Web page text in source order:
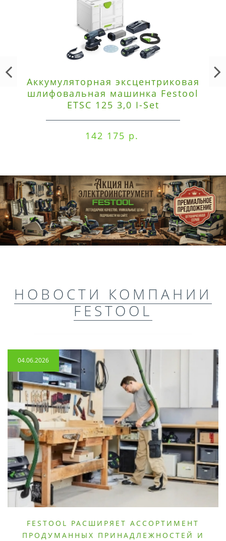
Аккумуляторная эксцентриковая
шлифовальная машинка Festool
ETSC 125 3,0 I-Set
142 175 р.
НОВОСТИ КОМПАНИИ
FESTOOL
04.06.2026
FESTOOL РАСШИРЯЕТ АССОРТИМЕНТ
ПРОДУМАННЫХ ПРИНАДЛЕЖНОСТЕЙ И